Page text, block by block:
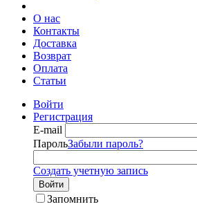
О нас
Контакты
Доставка
Возврат
Оплата
Статьи
Войти
Регистрация
E-mail
ПарольЗабыли пароль?
Создать учетную запись
Войти
Запомнить